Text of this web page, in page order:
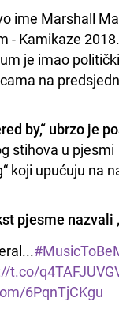
ime Marshall
- Kamikaze
je imao
na
by,“ ubrzo je
stihova u pjesmi
koji upućuju na
pjesme nazvali
t.co/
6PqnTjCKgu